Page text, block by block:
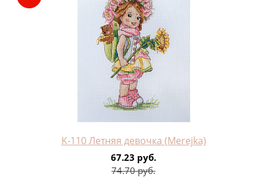
K-110 Летняя девочка (Merejka)
67.23 руб.
74.70 руб.